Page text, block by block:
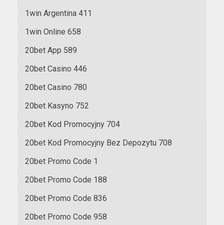
1win Argentina 411
1win Online 658
20bet App 589
20bet Casino 446
20bet Casino 780
20bet Kasyno 752
20bet Kod Promocyjny 704
20bet Kod Promocyjny Bez Depozytu 708
20bet Promo Code 1
20bet Promo Code 188
20bet Promo Code 836
20bet Promo Code 958